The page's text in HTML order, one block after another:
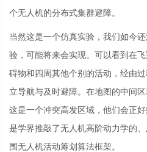
个无人机的分布式集群避障。
当然这是一个仿真实验，我们如今
验，可能将来会实现。可以看到在
碍物和四周其他个别的活动，经由
立导航与及时避障。在地图的中间
这是一个冲突高发区域，他们会正
是学界推敲了无人机高阶动力学的
围无人机活动筹划算法框架。